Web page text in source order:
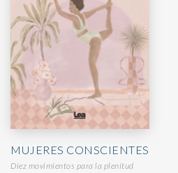
MUJERES CONSCIENTES
Diez movimientos para la plenitud